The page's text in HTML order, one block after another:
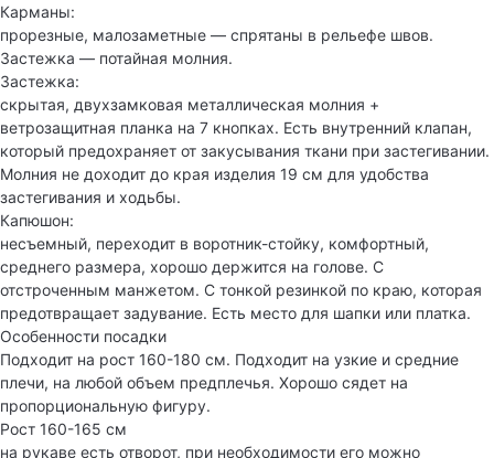
Карманы:
прорезные, малозаметные — спрятаны в рельефе швов.
Застежка — потайная молния.
Застежка:
скрытая, двухзамковая металлическая молния +
ветрозащитная планка на 7 кнопках. Есть внутренний клапан,
который предохраняет от закусывания ткани при застегивании.
Молния не доходит до края изделия 19 см для удобства
застегивания и ходьбы.
Капюшон:
несъемный, переходит в воротник-стойку, комфортный,
среднего размера, хорошо держится на голове. С
отстроченным манжетом. С тонкой резинкой по краю, которая
предотвращает задувание. Есть место для шапки или платка.
Особенности посадки
Подходит на рост 160-180 см. Подходит на узкие и средние
плечи, на любой объем предплечья. Хорошо сядет на
пропорциональную фигуру.
Рост 160-165 см
на рукаве есть отворот, при необходимости его можно